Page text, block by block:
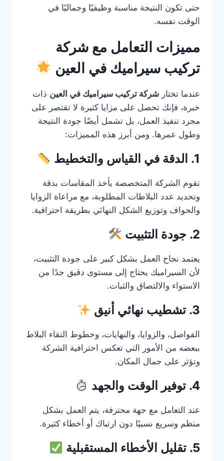
حتى تكون النتيجة مناسبة وظيفيًا وجماليًا في
الوقت نفسه.
مميزات التعامل مع شركة
تركيب سيراميك في العين
عندما تختار شركة تركيب سيراميك في العين ذات
خبرة، فإنك تحصل على مزايا كثيرة لا تقتصر على
مجرد تنفيذ العمل، بل تشمل أيضًا جودة النتيجة
وطول عمرها. ومن أبرز هذه المميزات:
1. الدقة في القياس والتخطيط
تقوم الشركة المتخصصة بأخذ المقاسات بدقة
وتحديد عدد البلاطات المطلوبة، مع مراعاة الزوايا
والحواف وتوزيع الشكل النهائي بطريقة احترافية.
2. جودة التثبيت
يعتمد نجاح العمل بشكل كبير على جودة التثبيت،
لأن السيراميك يحتاج إلى مستوى دقيق جدًا من
الاستواء والالتصاق والثبات.
3. تشطيب نهائي أنيق
الفواصل، والزوايا، والنهايات، وخطوط التقاء البلاط
ببعضه من الأمور التي تعكس احترافية الشركة
وتؤثر على جمال المكان.
4. توفير الوقت والجهد
عند التعامل مع جهة محترفة، يتم العمل بشكل
منظم وسريع نسبيًا دون ارتباك أو أخطاء كثيرة.
5. تقليل الأخطاء المستقبلية